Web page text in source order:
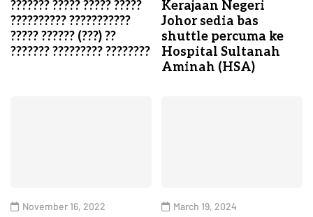
??????? ????? ????? ?????
?????????? ???????????
????? ?????? (???) ??
??????? ????????? ????????
Kerajaan Negeri
Johor sedia bas
shuttle percuma ke
Hospital Sultanah
Aminah (HSA)
November 16, 2022 March 19, 2024